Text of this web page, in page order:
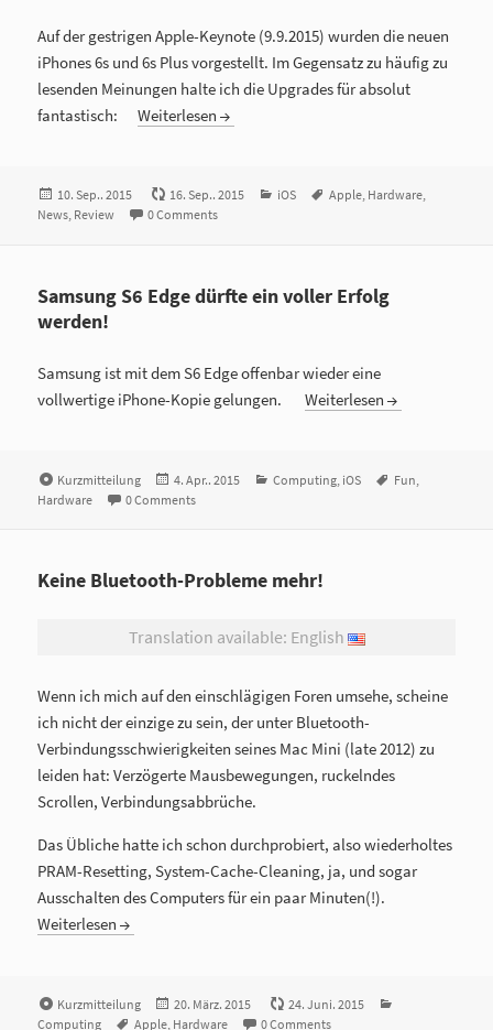
Auf der gestrigen Apple-Keynote (9.9.2015) wurden die neuen
iPhones 6s und 6s Plus vorgestellt. Im Gegensatz zu häufig zu
lesenden Meinungen halte ich die Upgrades für absolut
fantastisch:Weiterlesen
Veröffentlicht
am
10. Sep.. 2015 16. Sep.. 2015 Kategorien
iOS Tags
Apple, Hardware,
News, Review 0 Comments
Samsung S6 Edge dürfte ein voller Erfolg
werden!
Samsung ist mit dem S6 Edge offenbar wieder eine
vollwertige iPhone-Kopie gelungen.Weiterlesen
Format
Kurzmitteilung
Veröffentlicht
am
4. Apr.. 2015 Kategorien
Computing iOS Tags
Fun
Hardware
0 Comments
Keine Bluetooth-Probleme mehr!
Translation available: English
Wenn ich mich auf den einschlägigen Foren umsehe, scheine
ich nicht der einzige zu sein, der unter Bluetooth-
Verbindungsschwierigkeiten seines Mac Mini (late 2012) zu
leiden hat: Verzögerte Mausbewegungen, ruckelndes
Scrollen, Verbindungsabbrüche.
Das Übliche hatte ich schon durchprobiert, also wiederholtes
PRAM-Resetting, System-Cache-Cleaning, ja, und sogar
Ausschalten des Computers für ein paar Minuten(!).
Weiterlesen
Format
Kurzmitteilung
Veröffentlicht
am
20. März. 2015 24. Juni. 2015
Computing
Tags
Apple Hardware 0 Comments